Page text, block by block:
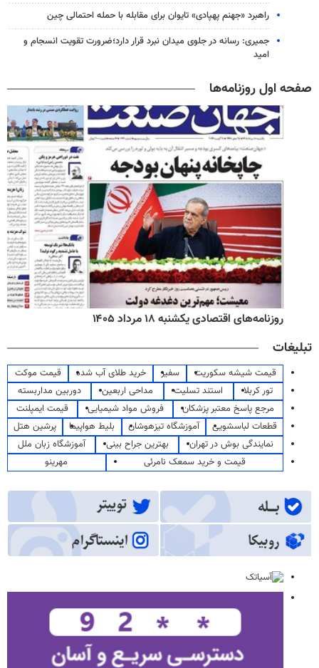
راهبرد «جهنم پهپادی» تایوان برای مقابله با حمله احتمالی چین
جمیری: رسانه‌ در جلوی میدان نبرد قرار دارد؛ضرورت تقویت انسجام و
امید
صفحه اول روزنامه‌ها
روزنامه‌های اقتصادی یکشنبه ۱۸ مرداد ۱۴۰۵
تبلیغات
قیمت شیشه سکوریت سفیر خرید طلای آب شده
قیمت موکت
تور کربلا
استند تسلیت مداحی اربعین
دوربین مداربسته
مرجع پاسخ معتبر پزشکان
فروش مواد شیمیایی
قیمت ایمپلنت
قطعات لباسشویی
آموزشگاه تیزهوشان بلیط هواپیما
پرشین هتل
نمایندگی بوش در تهران
بهترین جراح بینی
آموزشگاه زبان ملل
قیمت و خرید سمعک نامرئی
مهرینو